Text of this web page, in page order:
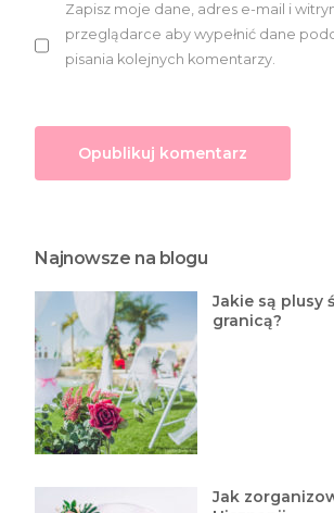
Zapisz moje dane, adres e-mail i
przeglądarce aby wypełnić dane
pisania kolejnych komentarzy.
Najnowsze na blogu
Jakie są plusy
granicą?
Jak